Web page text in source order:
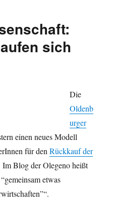
sich
Die
Oldenb
urger
einen neues Modell
für denRückkauf der
Im Blog der Olegeno heißt
etwas